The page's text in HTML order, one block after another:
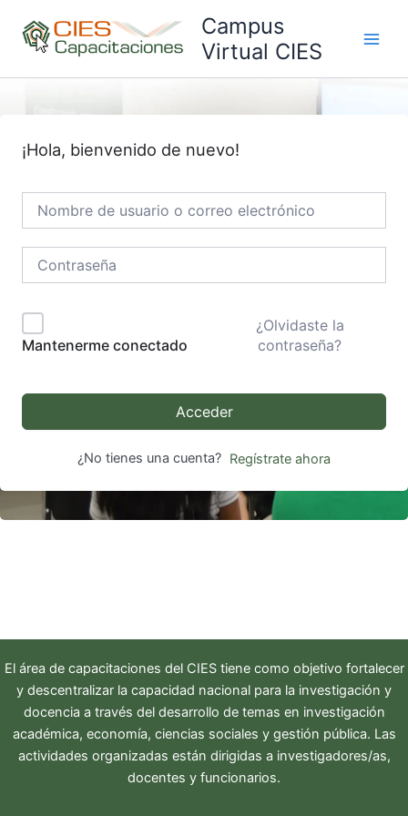
contenido
Campus
Virtual CIES
¡Hola, bienvenido de nuevo!
Mantenerme conectado
¿Olvidaste la
contraseña?
Acceder
¿No tienes una cuenta? Regístrate ahora
El área de capacitaciones del CIEStiene como objetivo fortalecer
y descentralizar la capacidad nacional para la investigación y
docencia a través del desarrollo de temas en investigación
académica, economía, ciencias sociales y gestión pública. Las
actividades organizadas están dirigidas a investigadores/as,
docentes y funcionarios.